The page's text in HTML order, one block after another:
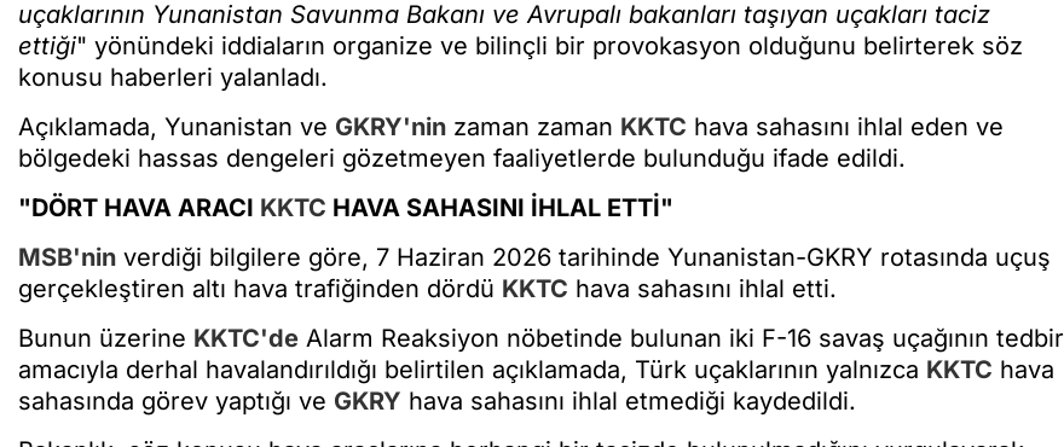
uçaklarının Yunanistan Savunma Bakanı ve Avrupalı bakanları taşıyan uçakları taciz
ettiği" yönündeki iddiaların organize ve bilinçli bir provokasyon olduğunu belirterek söz
konusu haberleri yalanladı.
Açıklamada, Yunanistan ve GKRY'nin zaman zaman KKTC hava sahasını ihlal eden ve
bölgedeki hassas dengeleri gözetmeyen faaliyetlerde bulunduğu ifade edildi.
"DÖRT HAVA ARACI KKTC HAVA SAHASINI İHLAL ETTİ"
MSB'nin verdiği bilgilere göre, 7 Haziran 2026 tarihinde Yunanistan-GKRY rotasında uçuş
gerçekleştiren altı hava trafiğinden dördü KKTC hava sahasını ihlal etti.
Bunun üzerine KKTC'de Alarm Reaksiyon nöbetinde bulunan iki F-16 savaş uçağının tedbir
amacıyla derhal havalandırıldığı belirtilen açıklamada, Türk uçaklarının yalnızca KKTC hava
sahasında görev yaptığı ve GKRY hava sahasını ihlal etmediği kaydedildi.